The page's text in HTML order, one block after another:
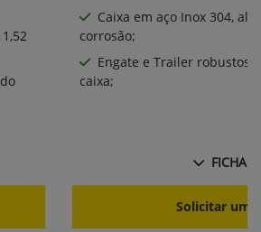
Caixa em aço Inox 304,
corrosão;
Engate e Trailer robustos
caixa;
FICHA
Solicitar